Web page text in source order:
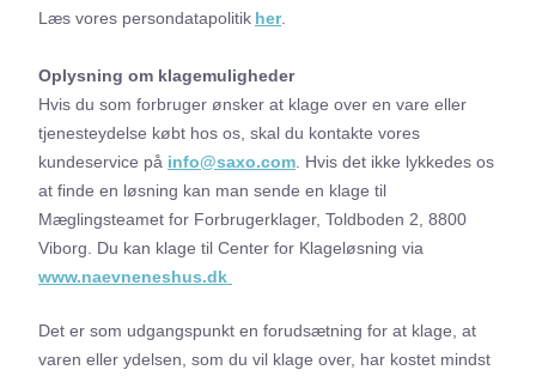
Læs vores persondatapolitik her.
Oplysning om klagemuligheder
Hvis du som forbruger ønsker at klage over en vare eller
tjenesteydelse købt hos os, skal du kontakte vores
kundeservice på info@saxo.com . Hvis det ikke lykkedes os
at finde en løsning kan man sende en klage til
Mæglingsteamet for Forbrugerklager, Toldboden 2, 8800
Viborg. Du kan klage til Center for Klageløsning via
www.naevneneshus.dk
Det er som udgangspunkt en forudsætning for at klage, at
varen eller ydelsen, som du vil klage over, har kostet mindst